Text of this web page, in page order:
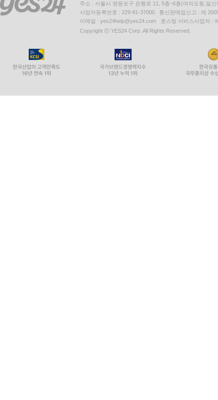
오라며 위세를 부린다. 남의 교실 그림을 가져
있다나? 보다 못한 반원들이 들고 일어났다. “정
환경 미화를 마무리한다.
케이크를 자르고 가위바위보로 이긴 사람이 먼
놓고 다소 시끄럽긴 했지만 결국 우진이의 분배
주소 : 서울시 영등포구 은행로 11, 5층~6층(여의도동,일신
사업자등록번호 : 229-81-37000 통신판매업신고 : 제
이메일 : yes24help@yes24.com 호스팅 서비스사업자 :
Copyright ⓒ YES24 Corp. All Rights Reserved.